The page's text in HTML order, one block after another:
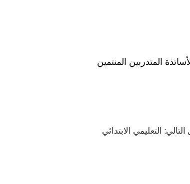
المتدربين المنتمين
على الشكل التالي: التعليمي الابتدائي